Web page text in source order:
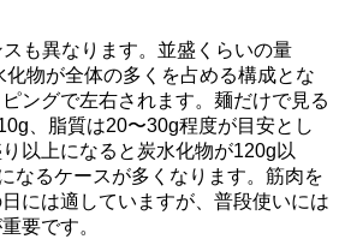
も異なります。並盛くらいの量
化物が全体の多くを占める構成とな
ングで左右されます。麺だけで見る
、脂質は20〜30g程度が目安とし
以上になると炭水化物が120g以
なるケースが多くなります。筋肉を
には適していますが、普段使いには
要です。